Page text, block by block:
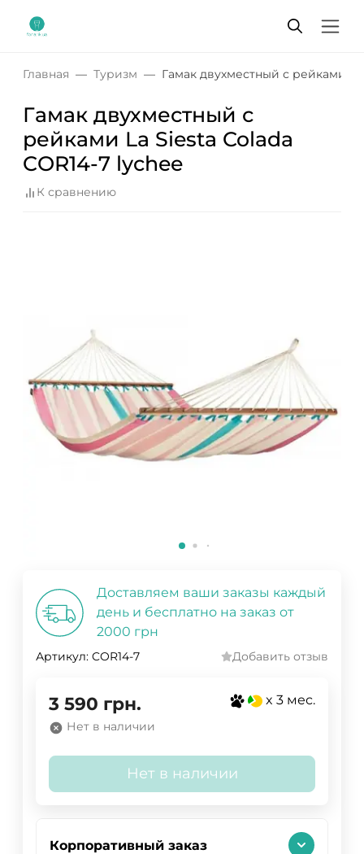
Главная Туризм Гамак двухместный с рейками La
Гамак двухместный с
рейками La Siesta Colada
COR14-7 lychee
К сравнению
Доставляем ваши заказы каждый
день и бесплатно на заказ от
2000 грн
Артикул: COR14-7 Добавить отзыв
3 590 грн. x 3 мес.
Нет в наличии
Нет в наличии
Корпоративный заказ